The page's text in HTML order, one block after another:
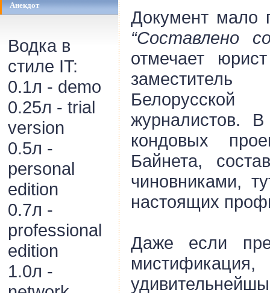
Анекдот
Водка в
стиле IT:
0.1л - demo
0.25л - trial
version
0.5л -
personal
edition
0.7л -
professional
edition
1.0л -
Документ мало
“Составлено
отмечает
журналистов.
кондовых
Байнета,
чиновниками,
настоящих
Даже если